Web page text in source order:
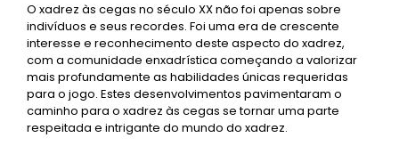
O xadrez às cegas no século XX não foi apenas sobre
indivíduos e seus recordes. Foi uma era de crescente
interesse e reconhecimento deste aspecto do xadrez,
com a comunidade enxadrística começando a valorizar
mais profundamente as habilidades únicas requeridas
para o jogo. Estes desenvolvimentos pavimentaram o
caminho para o xadrez às cegas se tornar uma parte
respeitada e intrigante do mundo do xadrez.